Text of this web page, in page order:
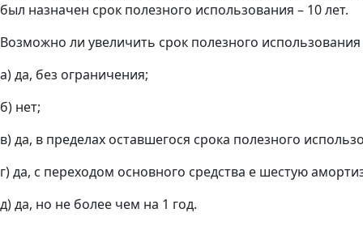
был назначен срок полезного использования – 10 лет.
Возможно ли увеличить срок полезного
а) да, без ограничения;
б) нет;
в) дa, в пределах оставшегося срока полезного
г) да, с переходом основного средства е шестую
д) да, но не более чем на 1 год.